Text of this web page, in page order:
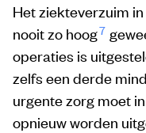
Het ziekteverzuim
nooit zo hoog7
operaties is
zelfs een derde
urgente zorg moet
opnieuw worden